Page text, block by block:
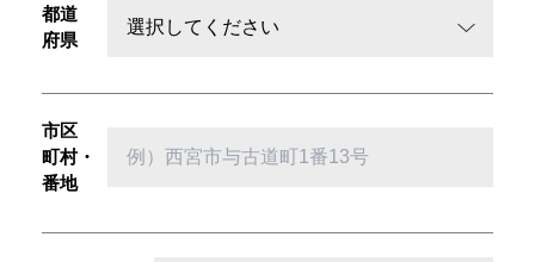
都道
府県
市区
町村・
番地